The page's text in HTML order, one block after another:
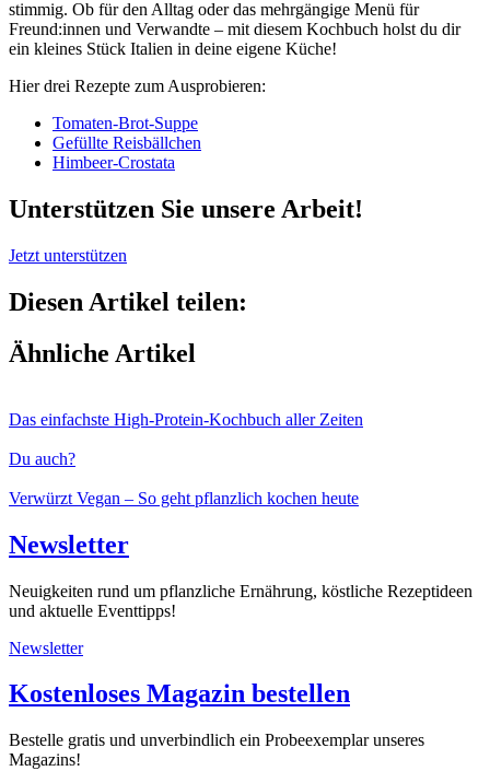
stimmig. Ob für den Alltag oder das mehrgängige Menü für
Freund:innen und Verwandte – mit diesem Kochbuch holst du dir
ein kleines Stück Italien in deine eigene Küche!
Hier drei Rezepte zum Ausprobieren:
Tomaten-Brot-Suppe
Gefüllte Reisbällchen
Himbeer-Crostata
Unterstützen Sie unsere Arbeit!
Jetzt unterstützen
Diesen Artikel teilen:
Ähnliche Artikel
Das einfachste High-Protein-Kochbuch aller Zeiten
Du auch?
Verwürzt Vegan – So geht pflanzlich kochen heute
Newsletter
Neuigkeiten rund um pflanzliche Ernährung, köstliche Rezeptideen
und aktuelle Eventtipps!
Newsletter
Kostenloses Magazin bestellen
Bestelle gratis und unverbindlich ein Probeexemplar unseres
Magazins!